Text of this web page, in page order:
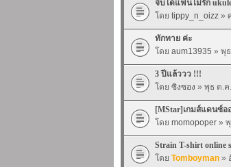
จีบได้แฟนไม่รัก
โดย tippy_n_oizz »
ทักทาย ค่ะ
โดย aum13935 » พุ
3 ปีแล้ววว !!!
โดย ซิงซอง » พุธ ต.ค
[MStar]เกมส์แดนซ์
โดย momopoper »
Strain T-shirt online
โดย Tomboyman »